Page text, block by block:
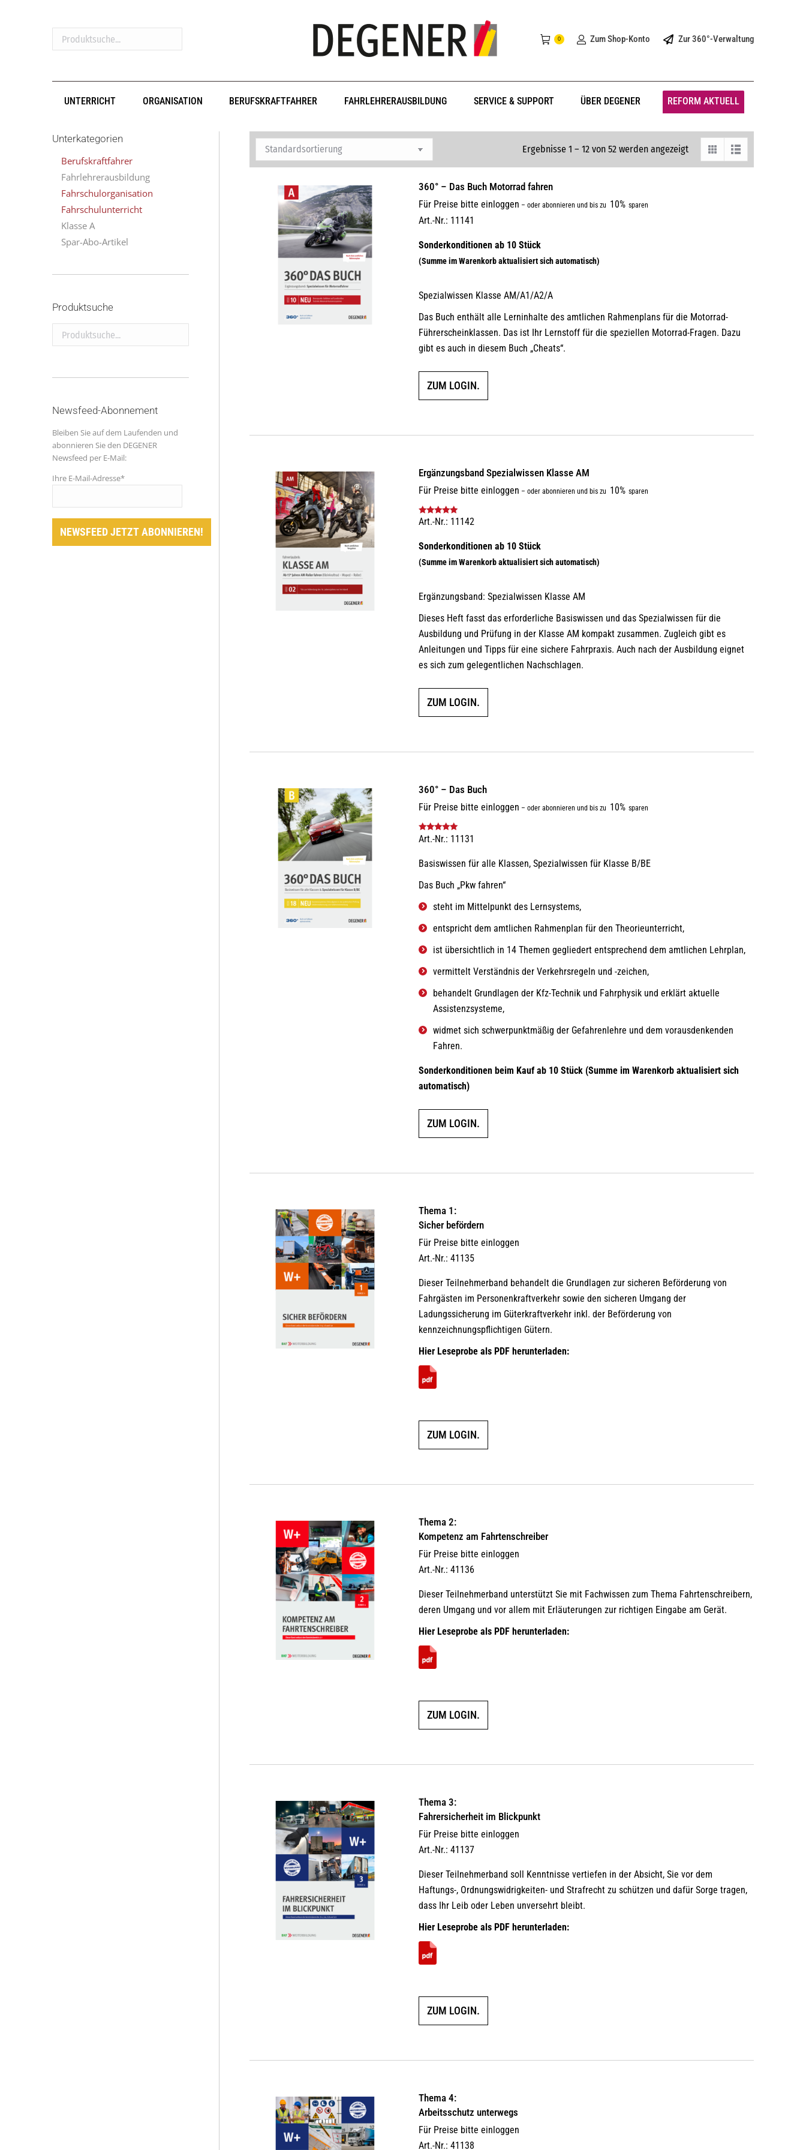
Produktsuche...
0 Zum Shop-Konto Zur 360°-Verwaltung
UNTERRICHT ORGANISATION BERUFSKRAFTFAHRER FAHRLEHRERAUSBILDUNG SERVICE & SUPPORT ÜBER DEGENER REFORM AKTUELL
Ergebnisse 1 – 12 von 52 werden angezeigt
360° – Das Buch Motorrad fahren
Für Preise bitte einloggen – oder abonnieren und bis zu 10% sparen
Art.-Nr.: 11141
Spezialwissen Klasse AM/A1/A2/A
Das Buch enthält alle Lerninhalte des amtlichen Rahmenplans für die Motorrad-
Führerscheinklassen. Das ist Ihr Lernstoff für die speziellen Motorrad-Fragen. Dazu
gibt es auch in diesem Buch „Cheats“.
ZUM LOGIN.
Ergänzungsband Spezialwissen Klasse AM
Für Preise bitte einloggen – oder abonnieren und bis zu 10% sparen
Bewertet mit
Art.-Nr.: 11142
Ergänzungsband: Spezialwissen Klasse AM
Dieses Heft fasst das erforderliche Basiswissen und das Spezialwissen für die
Ausbildung und Prüfung in der Klasse AM kompakt zusammen. Zugleich gibt es
Anleitungen und Tipps für eine sichere Fahrpraxis. Auch nach der Ausbildung eignet
es sich zum gelegentlichen Nachschlagen.
ZUM LOGIN.
360° – Das Buch
Für Preise bitte einloggen – oder abonnieren und bis zu 10% sparen
Bewertet mit
Art.-Nr.: 11131
Basiswissen für alle Klassen, Spezialwissen für Klasse B/BE
Das Buch „Pkw fahren“
steht im Mittelpunkt des Lernsystems,
entspricht dem amtlichen Rahmenplan für den Theorieunterricht,
ist übersichtlich in 14 Themen gegliedert entsprechend dem amtlichen Lehrplan,
vermittelt Verständnis der Verkehrsregeln und -zeichen,
behandelt Grundlagen der Kfz-Technik und Fahrphysik und erklärt aktuelle
Assistenzsysteme,
widmet sich schwerpunktmäßig der Gefahrenlehre und dem vorausdenkenden
Fahren.
Sonderkonditionen beim Kauf ab 10 Stück (Summe im Warenkorb aktualisiert sich
automatisch)
ZUM LOGIN.
Thema 1:
Sicher befördern
Für Preise bitte einloggen
Art.-Nr.: 41135
Dieser Teilnehmerband behandelt die Grundlagen zur sicheren Beförderung von
Fahrgästen im Personenkraftverkehr sowie den sicheren Umgang der
Ladungssicherung im Güterkraftverkehr inkl. der Beförderung von
kennzeichnungspflichtigen Gütern.
Hier Leseprobe als PDF herunterladen:
ZUM LOGIN.
Thema 2:
Kompetenz am Fahrtenschreiber
Für Preise bitte einloggen
Art.-Nr.: 41136
Dieser Teilnehmerband unterstützt Sie mit Fachwissen zum Thema Fahrtenschreibern,
deren Umgang und vor allem mit Erläuterungen zur richtigen Eingabe am Gerät.
Hier Leseprobe als PDF herunterladen:
ZUM LOGIN.
Thema 3:
Fahrersicherheit im Blickpunkt
Für Preise bitte einloggen
Art.-Nr.: 41137
Dieser Teilnehmerband soll Kenntnisse vertiefen in der Absicht, Sie vor dem
Haftungs-, Ordnungswidrigkeiten- und Strafrecht zu schützen und dafür Sorge tragen,
dass Ihr Leib oder Leben unversehrt bleibt.
Hier Leseprobe als PDF herunterladen:
ZUM LOGIN.
Thema 4:
Arbeitsschutz unterwegs
Für Preise bitte einloggen
Art.-Nr.: 41138
Unterkategorien
Berufskraftfahrer
Fahrlehrerausbildung
Fahrschulorganisation
Fahrschulunterricht
Klasse A
Spar-Abo-Artikel
Produktsuche
Produktsuche...
Newsfeed-Abonnement
Bleiben Sie auf dem Laufenden und
abonnieren Sie den DEGENER
Newsfeed per E-Mail:
Ihre E-Mail-Adresse*